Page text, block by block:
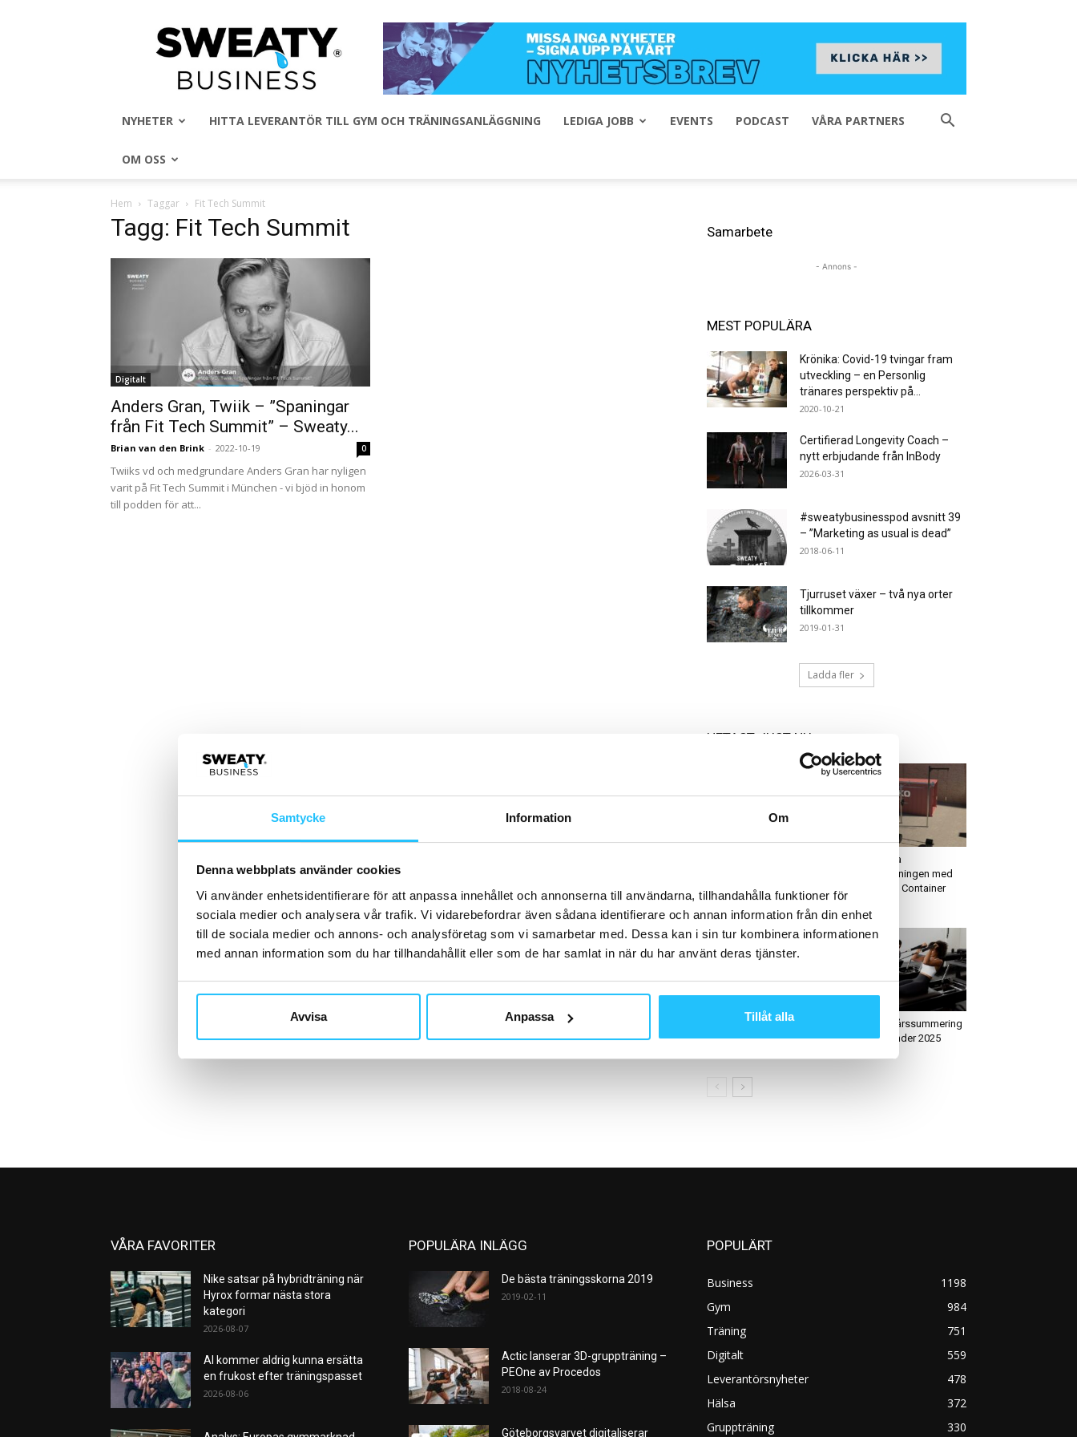
Samtycke Information Om
Denna webbplats använder cookies
Vi använder enhetsidentifierare för att anpassa innehållet och annonserna till användarna, tillhandahålla funktioner för
sociala medier och analysera vår trafik. Vi vidarebefordrar även sådana identifierare och annan information från din enhet
till de sociala medier och annons- och analysföretag som vi samarbetar med. Dessa kan i sin tur kombinera informationen
med annan information som du har tillhandahållit eller som de har samlat in när du har använt deras tjänster.
Avvisa Anpassa Tillåt alla
Sweaty
Business
NYHETER HITTA LEVERANTÖR TILL GYM OCH TRÄNINGSANLÄGGNING LEDIGA JOBB EVENTS PODCAST VÅRA PARTNERS
OM OSS
Hem Taggar Fit Tech Summit
Tagg: Fit Tech Summit
Digitalt
Anders Gran, Twiik – ”Spaningar
från Fit Tech Summit” – Sweaty...
Brian van den Brink - 2022-10-19 0
Twiiks vd och medgrundare Anders Gran har nyligen
varit på Fit Tech Summit i München - vi bjöd in honom
till podden för att...
Samarbete
- Annons -
MEST POPULÄRA
Krönika: Covid-19 tvingar fram
utveckling – en Personlig
tränares perspektiv på...
2020-10-21
Certifierad Longevity Coach –
nytt erbjudande från InBody
2026-03-31
#sweatybusinesspod avsnitt 39
– ”Marketing as usual is dead”
2018-06-11
Tjurruset växer – två nya orter
tillkommer
2019-01-31
Ladda fler
HETAST JUST NU
Digitalt Gym
Uppgradera
utomhusträningen med
Eleiko XF80 Container
Solution
Zoezi och Studio
l’Echelon: cyklar, mjukvara
ClassPass årssummering
träningstrender 2025
VÅRA FAVORITER
Nike satsar på hybridträning när
Hyrox formar nästa stora
kategori
2026-08-07
AI kommer aldrig kunna ersätta
en frukost efter träningspasset
2026-08-06
POPULÄRA INLÄGG
De bästa träningsskorna 2019
2019-02-11
Actic lanserar 3D-gruppträning –
PEOne av Procedos
2018-08-24
Göteborgsvarvet digitaliserar
POPULÄRT
Business
1198
Gym
984
Träning
751
Digitalt
559
Leverantörsnyheter
478
Hälsa
372
Gruppträning
330